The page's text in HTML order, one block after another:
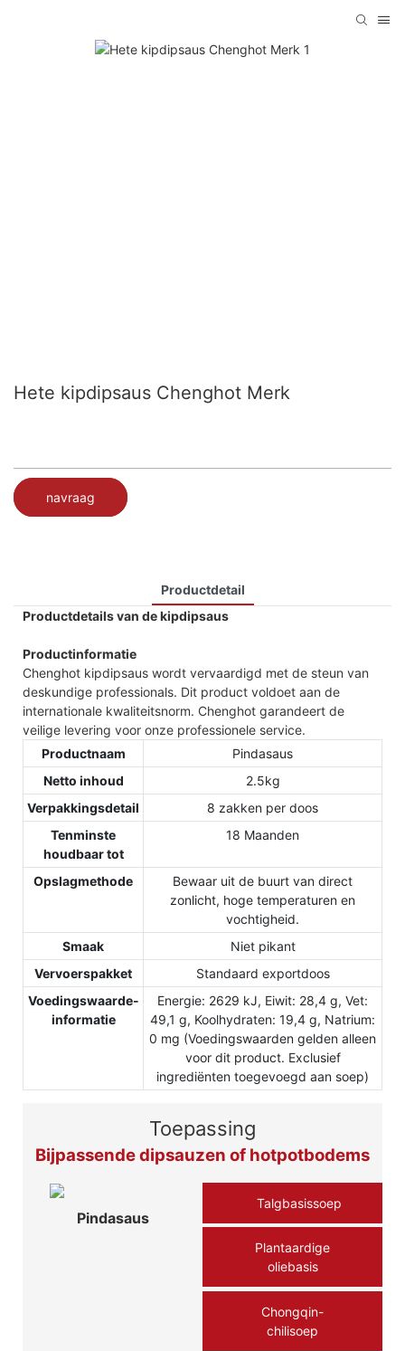
Hete kipdipsaus Chenghot Merk
navraag
Productdetail
Productdetails van de kipdipsaus
Productinformatie
Chenghot kipdipsaus wordt vervaardigd met de steun van
deskundige professionals. Dit product voldoet aan de
internationale kwaliteitsnorm. Chenghot garandeert de
veilige levering voor onze professionele service.
Productnaam
Pindasaus
Netto inhoud
2.5kg
Verpakkingsdetail
8 zakken per doos
Tenminste
houdbaar tot
18 Maanden
Opslagmethode
Bewaar uit de buurt van direct
zonlicht, hoge temperaturen en
vochtigheid.
Smaak
Niet pikant
Vervoerspakket
Standaard exportdoos
Voedingswaarde-
informatie
Energie: 2629 kJ, Eiwit: 28,4 g, Vet:
49,1 g, Koolhydraten: 19,4 g, Natrium:
0 mg (Voedingswaarden gelden alleen
voor dit product. Exclusief
ingrediënten toegevoegd aan soep)
Toepassing
Bijpassende dipsauzen of hotpotbodems
Pindasaus
Talgbasissoep
Plantaardige
oliebasis
Chongqin-
chilisoep